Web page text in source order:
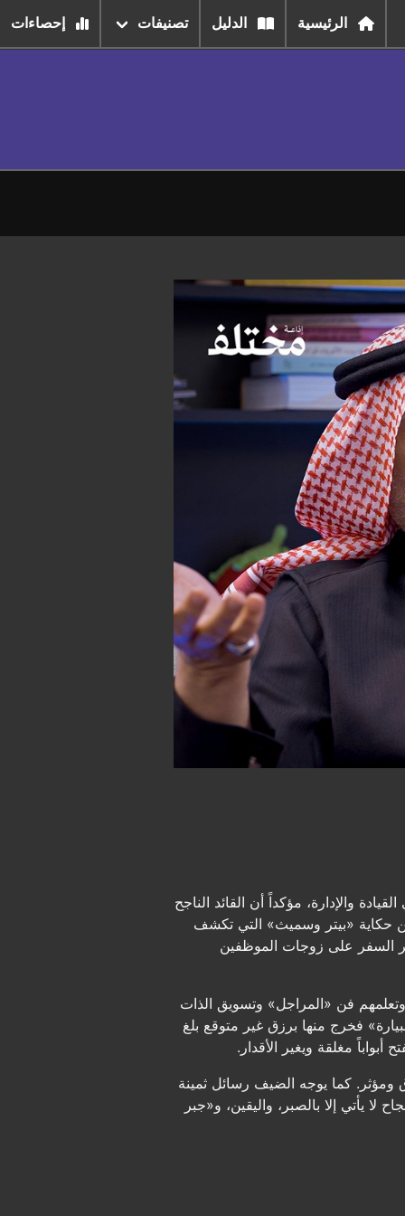
الرئيسية الدليل تصنيفات إحصاءات
والإدارة، مؤكداً أن القائد الناجح
حكاية «بيتر وسميث» التي تكشف
السفر على زوجات الموظفين
فن «المراجل» وتسويق الذات
فخرج منها برزق غير متوقع بلغ
كما يوجه الضيف رسائل ثمينة
يأتي إلا بالصبر، واليقين، و«جبر